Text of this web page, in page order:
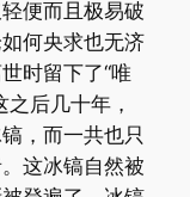
便而且极易破
何央求也无济
时留下了“唯
后几十年，
，而一共也只
这冰镐自然被